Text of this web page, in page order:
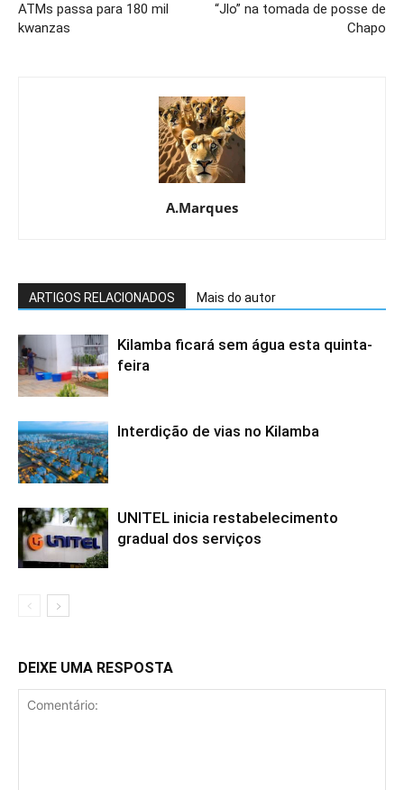
ATMs passa para 180 mil
kwanzas
“Jlo” na tomada de posse de
Chapo
A.Marques
ARTIGOS RELACIONADOS Mais do autor
Kilamba ficará sem água esta quinta-
feira
Interdição de vias no Kilamba
UNITEL inicia restabelecimento
gradual dos serviços
DEIXE UMA RESPOSTA